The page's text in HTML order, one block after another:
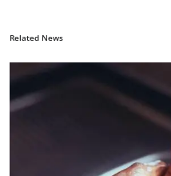
Related News